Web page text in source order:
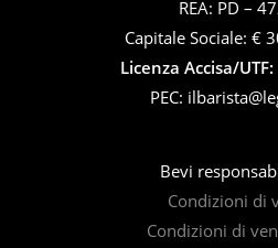
REA: PD –
Capitale Sociale: €
Licenza Accisa/
PEC:
Bevi
Condizioni di
Condizioni di